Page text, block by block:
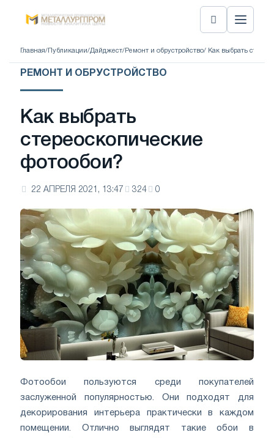
Главная/ Публикации/Дайджест/ Ремонт и обрустройство/ Как выбрать
РЕМОНТ И ОБРУСТРОЙСТВО
Как выбрать
стереоскопические
фотообои?
22 АПРЕЛЯ 2021, 13:47 324 0
Фотообои пользуются среди покупателей
заслуженной популярностью. Они подходят для
декорирования интерьера практически в каждом
помещении. Отлично выглядят такие обои в